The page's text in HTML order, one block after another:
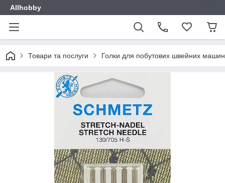
Allhobby
Товари та послуги Голки для побутових швейних машин